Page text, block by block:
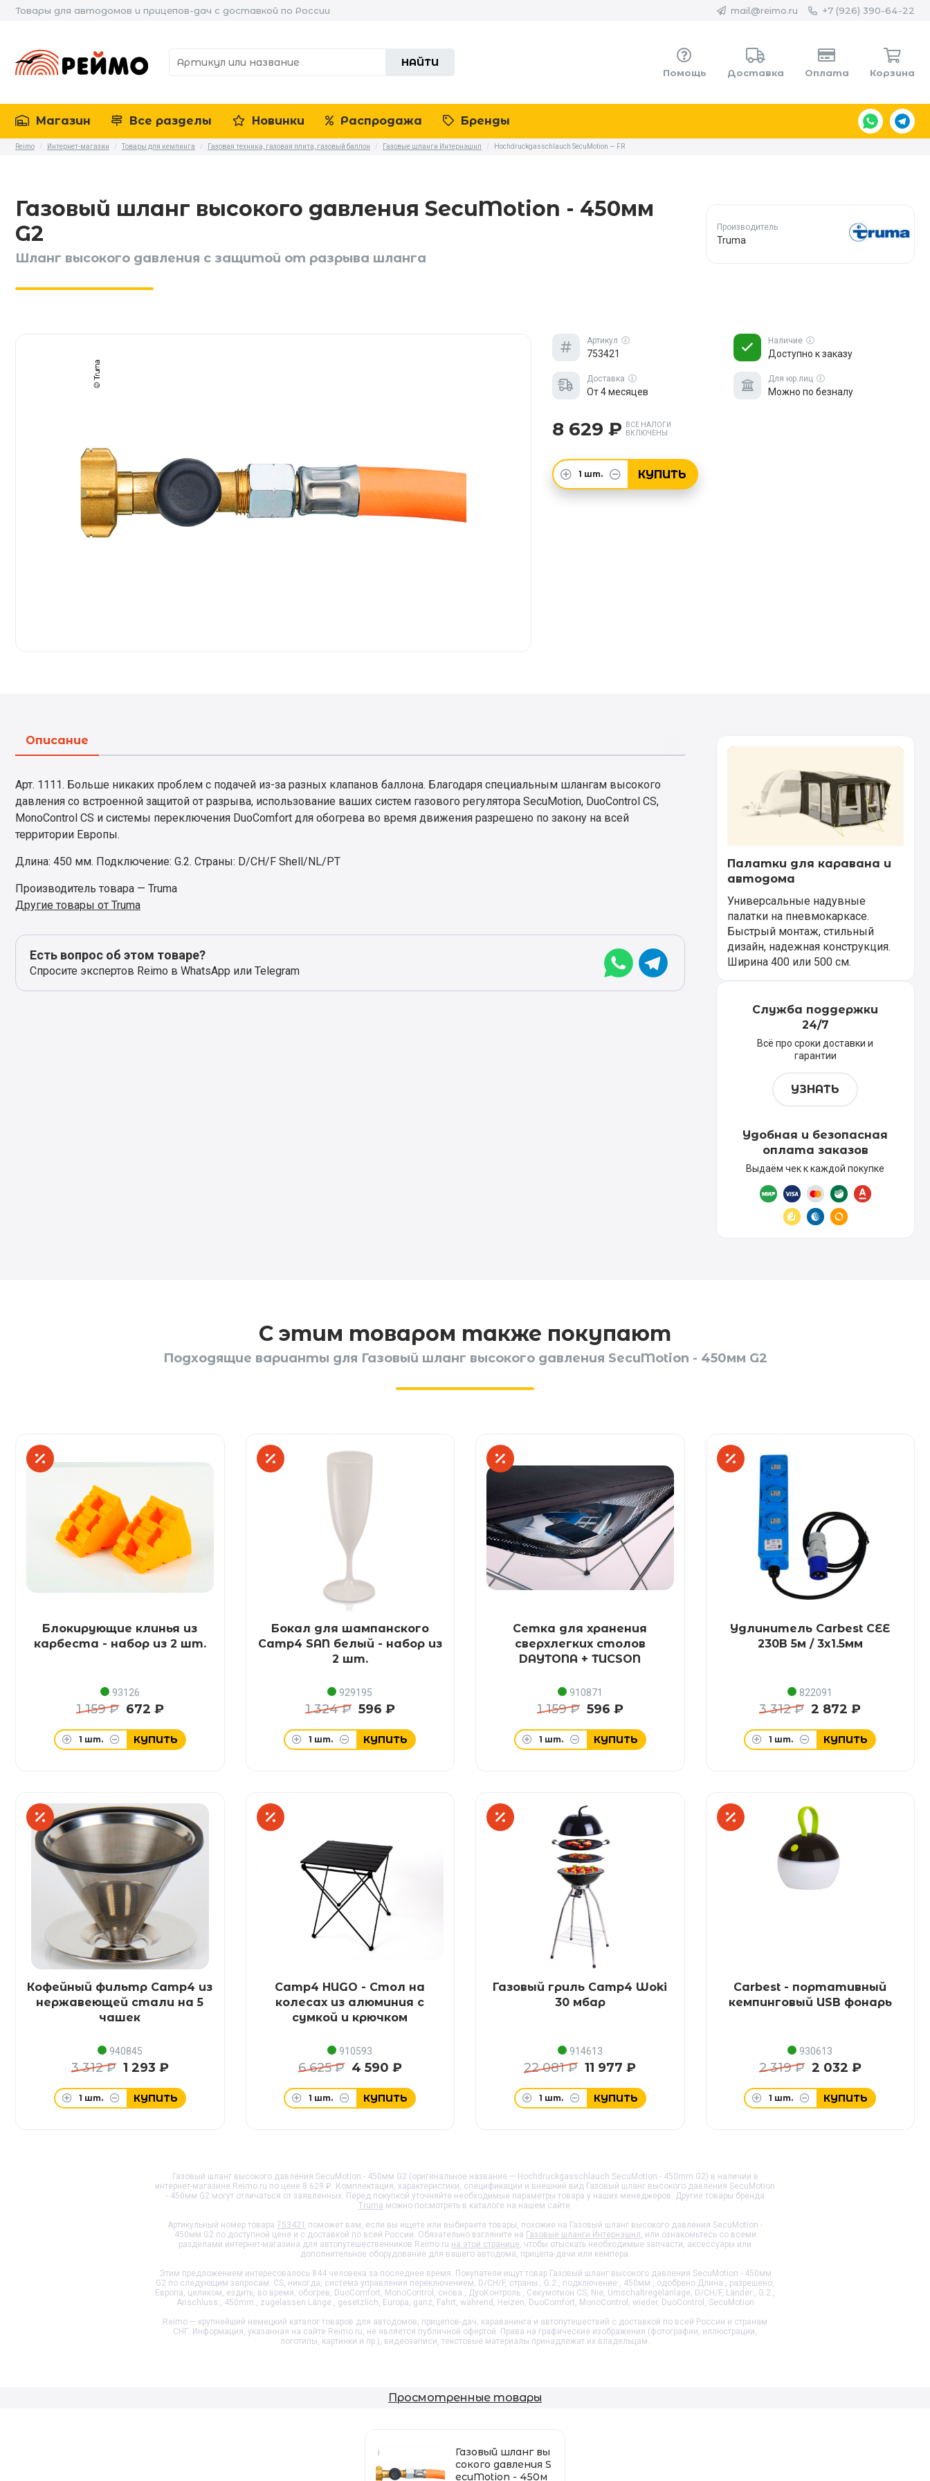
Товары для автодомов и прицепов-дач с доставкой по России mail@reimo.ru +7 (926) 390-64-22
НАЙТИ
Помощь Доставка Оплата Корзина
Магазин Все разделы Новинки Распродажа Бренды
Reimo / Интернет-магазин / Товары для кемпинга / Газовая техника, газовая плита, газовый баллон / Газовые шланги Интернэшнл / Hochdruckgasschlauch SecuMotion — FR
Газовый шланг высокого давления SecuMotion - 450мм
G2
Шланг высокого давления с защитой от разрыва шланга
Производитель
Truma
Артикул
753421
Наличие
Доступно к заказу
Доставка
От 4 месяцев
Для юр.лиц
Можно по безналу
8 629 ₽
ВСЕ НАЛОГИ
ВКЛЮЧЕНЫ
1 шт. КУПИТЬ
Описание
Арт. 1111. Больше никаких проблем с подачей из-за разных клапанов баллона. Благодаря специальным шлангам высокого
давления со встроенной защитой от разрыва, использование ваших систем газового регулятора SecuMotion, DuoControl CS,
MonoControl CS и системы переключения DuoComfort для обогрева во время движения разрешено по закону на всей
территории Европы.
Длина: 450 мм. Подключение: G.2. Страны: D/CH/F Shell/NL/PT
Производитель товара — Truma
Другие товары от Truma
Есть вопрос об этом товаре?
Спросите экспертов Reimo в WhatsApp или Telegram
Палатки для каравана и
автодома
Универсальные надувные
палатки на пневмокаркасе.
Быстрый монтаж, стильный
дизайн, надежная конструкция.
Ширина 400 или 500 см.
Служба поддержки
24/7
Всё про сроки доставки и
гарантии
УЗНАТЬ
Удобная и безопасная
оплата заказов
Выдаём чек к каждой покупке
С этим товаром также покупают
Подходящие варианты для Газовый шланг высокого давления SecuMotion - 450мм G2
Блокирующие клинья из
карбеста - набор из 2 шт.
93126
1 159 ₽ 672 ₽
1 шт. КУПИТЬ
Бокал для шампанского
Camp4 SAN белый - набор из
2 шт.
929195
1 324 ₽ 596 ₽
1 шт. КУПИТЬ
Сетка для хранения
сверхлегких столов
DAYTONA + TUCSON
910871
1 159 ₽ 596 ₽
1 шт. КУПИТЬ
Удлинитель Carbest CEE
230В 5м / 3x1.5мм
822091
3 312 ₽ 2 872 ₽
1 шт. КУПИТЬ
Кофейный фильтр Camp4 из
нержавеющей стали на 5
чашек
940845
3 312 ₽ 1 293 ₽
1 шт. КУПИТЬ
Camp4 HUGO - Стол на
колесах из алюминия с
сумкой и крючком
910593
6 625 ₽ 4 590 ₽
1 шт. КУПИТЬ
Газовый гриль Camp4 Woki
30 мбар
914613
22 081 ₽ 11 977 ₽
1 шт. КУПИТЬ
Carbest - портативный
кемпинговый USB фонарь
930613
2 319 ₽ 2 032 ₽
1 шт. КУПИТЬ
Газовый шланг высокого давления SecuMotion - 450мм G2 (оригинальное название — Hochdruckgasschlauch SecuMotion - 450mm G2) в наличии в
интернет-магазине Reimo.ru по цене 8 629 ₽. Комплектация, характеристики, спецификации и внешний вид Газовый шланг высокого давления SecuMotion
- 450мм G2 могут отличаться от заявленных. Перед покупкой уточняйте необходимые параметры товара у наших менеджеров. Другие товары бренда
Truma можно посмотреть в каталоге на нашем сайте.
Артикульный номер товара 753421 поможет вам, если вы ищете или выбираете товары, похожие на Газовый шланг высокого давления SecuMotion -
450мм G2 по доступной цене и с доставкой по всей России. Обязательно взгляните на Газовые шланги Интернэшнл , или ознакомьтесь со всеми
разделами интернет-магазина для автопутешественников Reimo.ru на этой странице , чтобы отыскать необходимые запчасти, аксессуары или
дополнительное оборудование для вашего автодома, прицепа-дачи или кемпера.
Этим предложением интересовалось 844 человека за последнее время. Покупатели ищут товар Газовый шланг высокого давления SecuMotion - 450мм
G2 по следующим запросам: CS, никогда, система управления переключением, D/CH/F, страны:, G.2., подключение:, 450мм., одобрено.Длина:, разрешено,
Европа, целиком, ездить, во время, обогрев, DuoComfort, MonoControl, снова , ДуоКонтроль , Секумотион CS, Nie, Umschaltregelanlage, D/CH/F, Länder:, G.2.,
Anschluss:, 450mm., zugelassen.Länge:, gesetzlich, Europa, ganz, Fahrt, während, Heizen, DuoComfort, MonoControl, wieder, DuoControl, SecuMotion
Reimo — крупнейший немецкий каталог товаров для автодомов, прицепов-дач, караванинга и автопутешествий с доставкой по всей России и странам
СНГ. Информация, указанная на сайте Reimo.ru, не является публичной офертой. Права на графические изображения (фотографии, иллюстрации,
логотипы, картинки и пр.), видеозаписи, текстовые материалы принадлежат их владельцам.
Просмотренные товары
Газовый шланг вы
сокого давления S
ecuMotion - 450м